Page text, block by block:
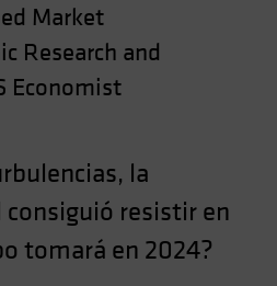
국
Market
Research and
Economist
la
resistir en
tomará en 2024?